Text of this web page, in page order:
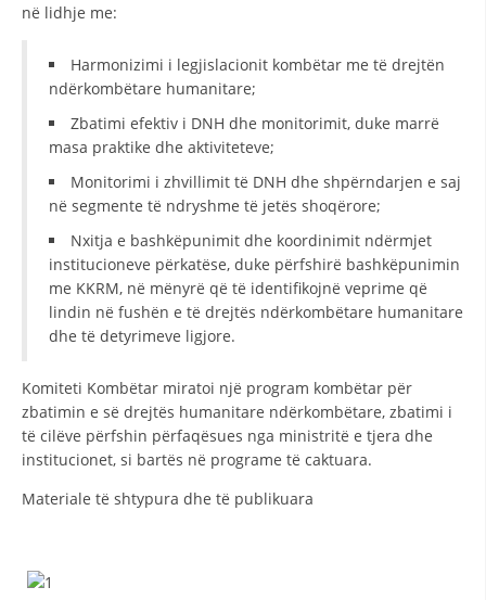
në lidhje me:
Harmonizimi i legjislacionit kombëtar me të drejtën
ndërkombëtare humanitare;
Zbatimi efektiv i DNH dhe monitorimit, duke marrë
masa praktike dhe aktiviteteve;
Monitorimi i zhvillimit të DNH dhe shpërndarjen e saj
në segmente të ndryshme të jetës shoqërore;
Nxitja e bashkëpunimit dhe koordinimit ndërmjet
institucioneve përkatëse, duke përfshirë bashkëpunimin
me KKRM, në mënyrë që të identifikojnë veprime që
lindin në fushën e të drejtës ndërkombëtare humanitare
dhe të detyrimeve ligjore.
Komiteti Kombëtar miratoi një program kombëtar për
zbatimin e së drejtës humanitare ndërkombëtare, zbatimi i
të cilëve përfshin përfaqësues nga ministritë e tjera dhe
institucionet, si bartës në programe të caktuara.
Materiale të shtypura dhe të publikuara